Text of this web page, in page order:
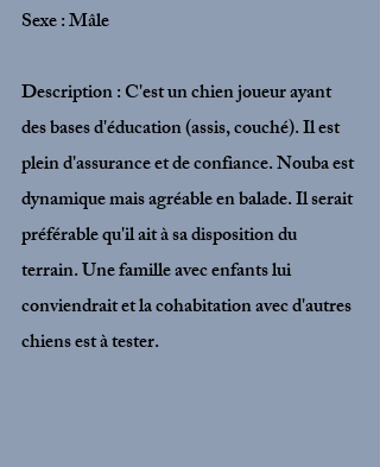
Sexe : Mâle
Description : C'est un chien joueur ayant
des bases d'éducation (assis, couché). Il est
plein d'assurance et de confiance. Nouba est
dynamique mais agréable en balade. Il serait
préférable qu'il ait à sa disposition du
terrain. Une famille avec enfants lui
conviendrait et la cohabitation avec d'autres
chiens est à tester.